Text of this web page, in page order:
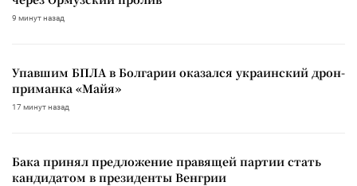
9 минут назад
Упавшим БПЛА в Болгарии оказался украинский дрон-
приманка «Майя»
17 минут назад
Бака принял предложение правящей партии стать
кандидатом в президенты Венгрии